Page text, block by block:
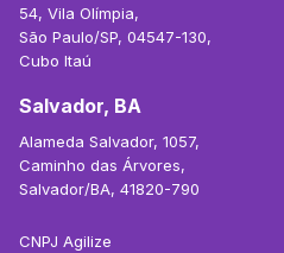
54, Vila Olímpia,
São Paulo/SP, 04547-130,
Cubo Itaú
Salvador, BA
Alameda Salvador, 1057,
Caminho das Árvores,
Salvador/BA, 41820-790
CNPJ Agilize